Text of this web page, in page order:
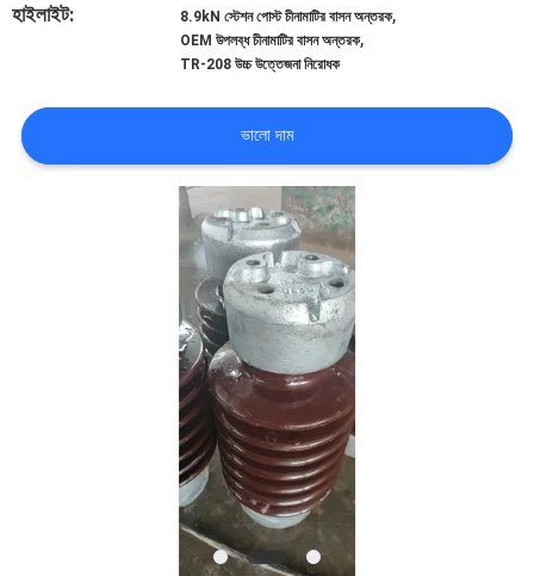
সাইট
হাইলাইট:
8.9kN স্টেশন পোস্ট চীনামাটির বাসন অন্তরক,
OEM উপলব্ধ চীনামাটির বাসন অন্তরক,
TR-208 উচ্চ উত্তেজনা নিরোধক
ভালো দাম